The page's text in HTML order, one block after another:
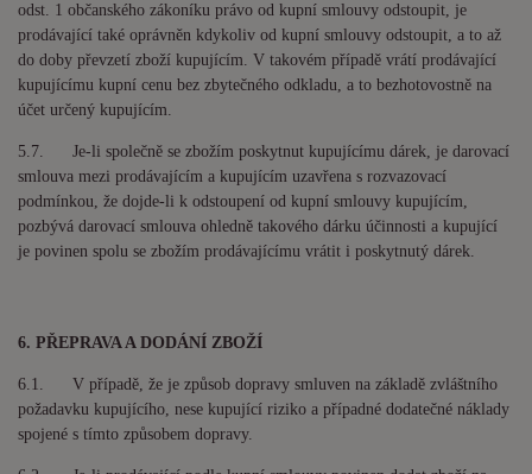
odst. 1 občanského zákoníku právo od kupní smlouvy odstoupit, je
prodávající také oprávněn kdykoliv od kupní smlouvy odstoupit, a to až
do doby převzetí zboží kupujícím. V takovém případě vrátí prodávající
kupujícímu kupní cenu bez zbytečného odkladu, a to bezhotovostně na
účet určený kupujícím.
5.7. Je-li společně se zbožím poskytnut kupujícímu dárek, je darovací
smlouva mezi prodávajícím a kupujícím uzavřena s rozvazovací
podmínkou, že dojde-li k odstoupení od kupní smlouvy kupujícím,
pozbývá darovací smlouva ohledně takového dárku účinnosti a kupující
je povinen spolu se zbožím prodávajícímu vrátit i poskytnutý dárek.
6. PŘEPRAVA A DODÁNÍ ZBOŽÍ
6.1. V případě, že je způsob dopravy smluven na základě zvláštního
požadavku kupujícího, nese kupující riziko a případné dodatečné náklady
spojené s tímto způsobem dopravy.